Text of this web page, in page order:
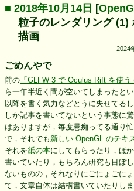
■ 2018年10月14日 [
粒子のレンダリング (1)
描画
2024
ごめんやで
前の 「GLFW 3 で Oculus Rift を使う
ら一年半近く間が空いてしまったと
以降を書く気力などとうに失せてる
しか記事を書いてないという事態に
はありますが，毎度愚痴ってる通り
で，それでも 新しい OpenGL のテキ
それを紙の本にしてもらったり，ほ
書いていたり，もちろん研究も目ぼ
ないものの，それなりにごにょごに
て，文章自体は結構書いていたりし